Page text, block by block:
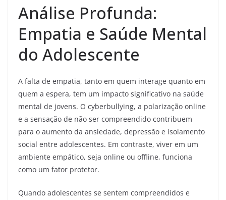
Análise Profunda:
Empatia e Saúde Mental
do Adolescente
A falta de empatia, tanto em quem interage quanto em
quem a espera, tem um impacto significativo na saúde
mental de jovens. O cyberbullying, a polarização online
e a sensação de não ser compreendido contribuem
para o aumento da ansiedade, depressão e isolamento
social entre adolescentes. Em contraste, viver em um
ambiente empático, seja online ou offline, funciona
como um fator protetor.
Quando adolescentes se sentem compreendidos e